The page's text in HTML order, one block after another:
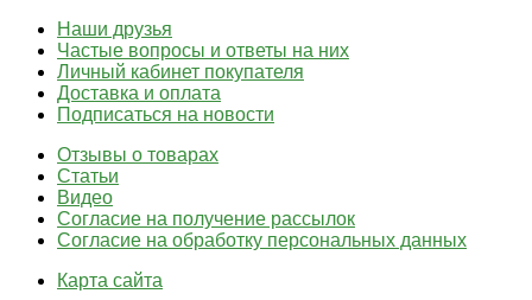
Наши друзья
Частые вопросы и ответы на них
Личный кабинет покупателя
Доставка и оплата
Подписаться на новости
Отзывы о товарах
Статьи
Видео
Согласие на получение рассылок
Согласие на обработку персональных данных
Карта сайта